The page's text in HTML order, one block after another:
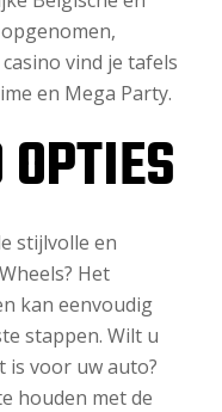
vind je tafels
en Mega Party.
stijlvolle en
Het
kan eenvoudig
stappen. Wilt u
is voor uw auto?
houden met de